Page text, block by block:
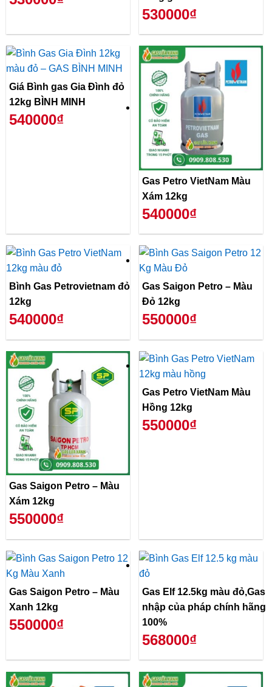
530000₫
Giá Bình gas Gia Đình đỏ
12kg BÌNH MINH
540000₫
Gas Petro VietNam Màu
Xám 12kg
540000₫
Bình Gas Petrovietnam đỏ
12kg
540000₫
Gas Saigon Petro – Màu
Đỏ 12kg
550000₫
Gas Saigon Petro – Màu
Xám 12kg
550000₫
Gas Petro VietNam Màu
Hồng 12kg
550000₫
Gas Saigon Petro – Màu
Xanh 12kg
550000₫
Gas Elf 12.5kg màu đỏ,Gas
nhập của pháp chính hãng
100%
568000₫